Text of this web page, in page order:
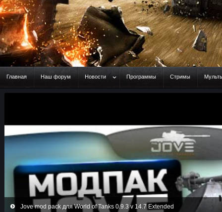
Главная Наш форум Новости Программы Стримы
Jove mod pack для World of Tanks 0.9.3 v 14.7 Extended
Загрузочное колесо с знаками наций для WoT 0.9.2